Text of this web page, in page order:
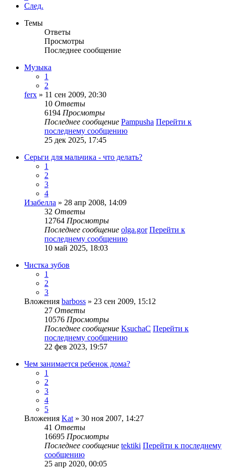
След.
Темы
Ответы
Просмотры
Последнее сообщение
Музыка
1
2
ferx » 11 сен 2009, 20:30
10 Ответы
6194 Просмотры
Последнее сообщение Pampusha Перейти к
последнему сообщению
25 дек 2025, 17:45
Серьги для мальчика - что делать?
1
2
3
4
Изабелла » 28 апр 2008, 14:09
32 Ответы
12764 Просмотры
Последнее сообщение olga.gor Перейти к
последнему сообщению
10 май 2025, 18:03
Чистка зубов
1
2
3
Вложения barboss » 23 сен 2009, 15:12
27 Ответы
10576 Просмотры
Последнее сообщение KsuchaC Перейти к
последнему сообщению
22 фев 2023, 19:57
Чем занимается ребенок дома?
1
2
3
4
5
Вложения Kat » 30 ноя 2007, 14:27
41 Ответы
16695 Просмотры
Последнее сообщение tektiki Перейти к последнему
сообщению
25 апр 2020, 00:05